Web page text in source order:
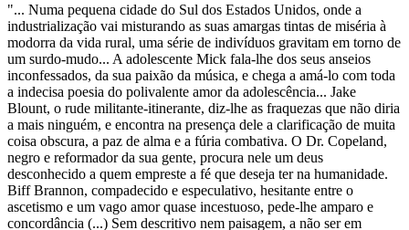
"... Numa pequena cidade do Sul dos Estados Unidos, onde a
industrialização vai misturando as suas amargas tintas de miséria à
modorra da vida rural, uma série de indivíduos gravitam em torno de
um surdo-mudo... A adolescente Mick fala-lhe dos seus anseios
inconfessados, da sua paixão da música, e chega a amá-lo com toda
a indecisa poesia do polivalente amor da adolescência... Jake
Blount, o rude militante-itinerante, diz-lhe as fraquezas que não diria
a mais ninguém, e encontra na presença dele a clarificação de muita
coisa obscura, a paz de alma e a fúria combativa. O Dr. Copeland,
negro e reformador da sua gente, procura nele um deus
desconhecido a quem empreste a fé que deseja ter na humanidade.
Biff Brannon, compadecido e especulativo, hesitante entre o
ascetismo e um vago amor quase incestuoso, pede-lhe amparo e
concordância (...) Sem descritivo nem paisagem, a não ser em